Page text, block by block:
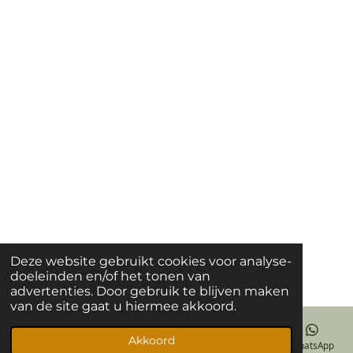
Deze website gebruikt cookies voor analyse-
doeleinden en/of het tonen van
advertenties. Door gebruik te blijven maken
van de site gaat u hiermee akkoord.
AkkoordInstagram WhatsApp